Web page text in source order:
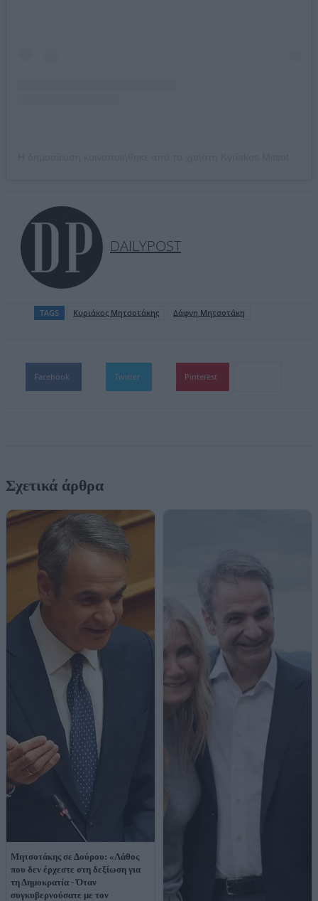
DAILYPOST
TAGS Kυριάκος Μητσοτάκης Δάφνη Μητσοτάκη
Facebook Twitter Pinterest
Σχετικά άρθρα
Μητσοτάκης σε Δούρου: «Λάθος
που δεν έρχεστε στη δεξίωση για
τη Δημοκρατία - Όταν
συγκυβερνούσατε με τον